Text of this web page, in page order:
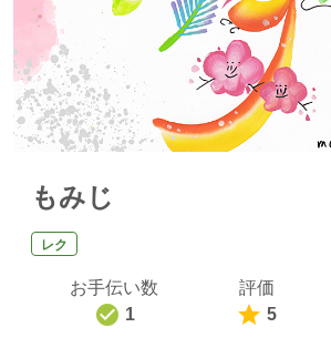
もみじ
レク
お手伝い数
1
評価
5